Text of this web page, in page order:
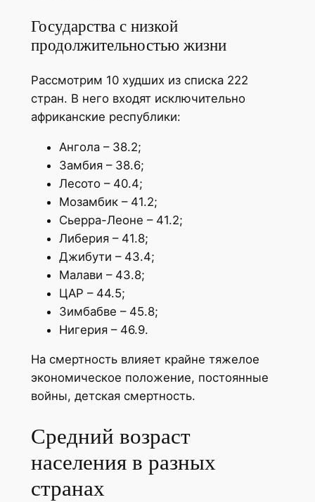
Государства с низкой
продолжительностью жизни
Рассмотрим 10 худших из списка 222
стран. В него входят исключительно
африканские республики:
Ангола – 38.2;
Замбия – 38.6;
Лесото – 40.4;
Мозамбик – 41.2;
Сьерра-Леоне – 41.2;
Либерия – 41.8;
Джибути – 43.4;
Малави – 43.8;
ЦАР – 44.5;
Зимбабве – 45.8;
Нигерия – 46.9.
На смертность влияет крайне тяжелое
экономическое положение, постоянные
войны, детская смертность.
Средний возраст
населения в разных
странах